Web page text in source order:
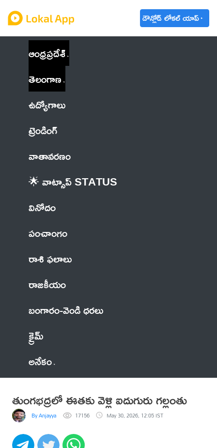
డౌన్లోడ్ లోకల్ యాప్
ఆంధ్రప్రదేశ్
తెలంగాణ
ఉద్యోగాలు
ట్రెండింగ్
వాతావరణం
🌟 వాట్సాప్ STATUS
వినోదం
పంచాంగం
రాశి ఫలాలు
రాజకీయం
బంగారం-వెండి ధరలు
క్రైమ్
అనేకం
తుంగభద్రలో ఈతకు వెళ్లి ఐదుగురు గల్లంతు
By Anjayya 17156 May 30, 2026, 12:05 IST